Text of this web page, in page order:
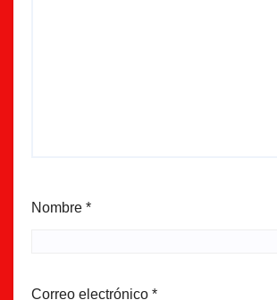
Nombre *
Correo electrónico *